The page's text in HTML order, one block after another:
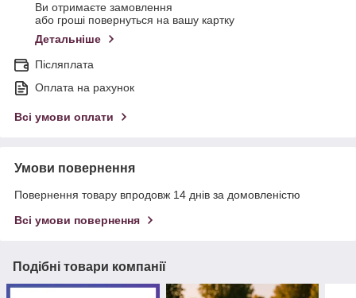
Ви отримаєте замовлення
або гроші повернуться на вашу картку
Детальніше
Післяплата
Оплата на рахунок
Всі умови оплати
Умови повернення
Повернення товару впродовж 14 днів за домовленістю
Всі умови повернення
Подібні товари компанії